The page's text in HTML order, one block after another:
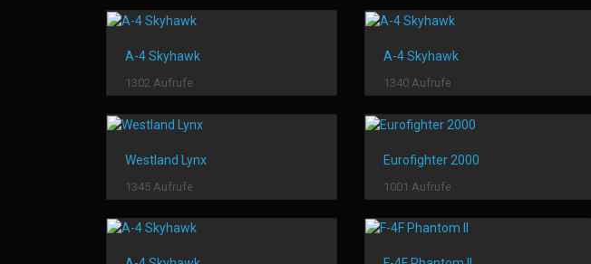
A-4 Skyhawk
1302 Aufrufe
A-4 Skyhawk
1340 Aufrufe
Westland Lynx
1345 Aufrufe
Eurofighter 2000
1001 Aufrufe